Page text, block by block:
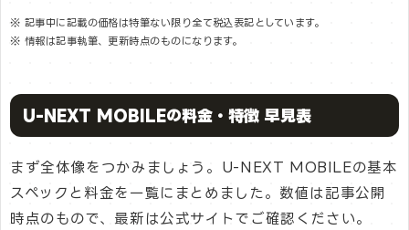
※ 記事中に記載の価格は特筆ない限り全て税込表記としています。
※ 情報は記事執筆、更新時点のものになります。
U-NEXT MOBILEの料金・特徴 早見表
まず全体像をつかみましょう。U-NEXT MOBILEの基本
スペックと料金を一覧にまとめました。数値は記事公開
時点のもので、最新は公式サイトでご確認ください。